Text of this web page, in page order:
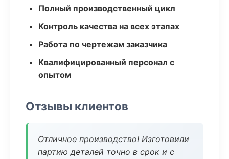
Полный производственный цикл
Контроль качества на всех этапах
Работа по чертежам заказчика
Квалифицированный персонал с
опытом
Отзывы клиентов
Отличное производство! Изготовили
партию деталей точно в срок и с